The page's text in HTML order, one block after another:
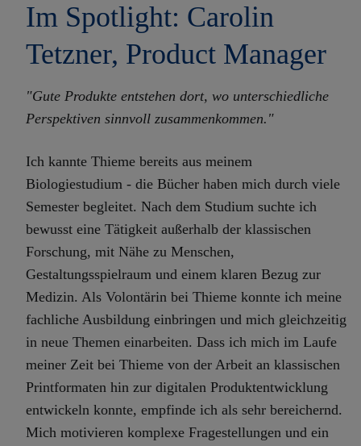
Im Spotlight: Carolin
Tetzner, Product Manager
"Gute Produkte entstehen dort, wo unterschiedliche
Perspektiven sinnvoll zusammenkommen."
Ich kannte Thieme bereits aus meinem
Biologiestudium - die Bücher haben mich durch viele
Semester begleitet. Nach dem Studium suchte ich
bewusst eine Tätigkeit außerhalb der klassischen
Forschung, mit Nähe zu Menschen,
Gestaltungsspielraum und einem klaren Bezug zur
Medizin. Als Volontärin bei Thieme konnte ich meine
fachliche Ausbildung einbringen und mich gleichzeitig
in neue Themen einarbeiten. Dass ich mich im Laufe
meiner Zeit bei Thieme von der Arbeit an klassischen
Printformaten hin zur digitalen Produktentwicklung
entwickeln konnte, empfinde ich als sehr bereichernd.
Mich motivieren komplexe Fragestellungen und ein